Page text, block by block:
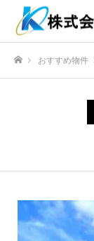
おすすめ物件